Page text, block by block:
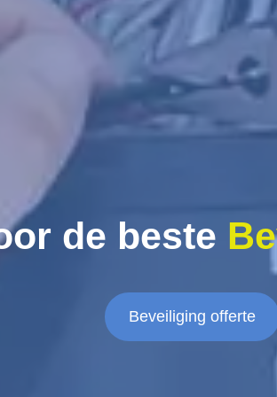
de beste
Beveiliging offerte